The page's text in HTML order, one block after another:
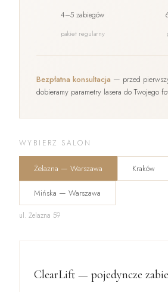
4–5 zabiegów
pakiet regularny
Bezpłatna konsultacja — przed
dobieramy parametry lasera do Twojego
WYBIERZ SALON
Żelazna — Warszawa Kraków
Mińska — Warszawa
ul. Żelazna 59
ClearLift — pojedyncze